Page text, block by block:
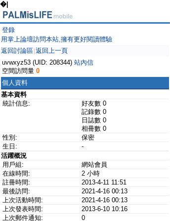
�|
登錄
用掌上論壇訪問本站,擁有更好閱讀體驗
返回討論區 返回上一頁
uvwxyz53 (UID: 208344) 站內信
空間訪問量 0
個人資料
基本資料
統計信息:
好友數 0
記錄數 0
日誌數 0
相冊數 0
性別:
保密
生日:
-
活躍概況
用戶組:
網站會員
在線時間:
2 小時
註冊時間:
2013-4-11 11:51
最後訪問:
2021-4-16 00:13
上次活動時間:
2021-4-16 00:13
上次發表時間:
2013-6-10 10:16
上次郵件通知:
0